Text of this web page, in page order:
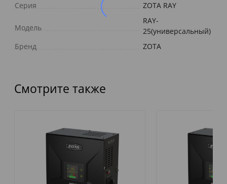
Серия
ZOTA RAY
Модель
RAY-
25(универсальный)
Бренд
ZOTA
Смотрите также